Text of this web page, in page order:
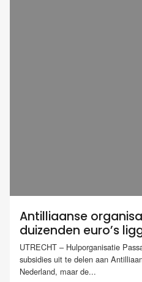
Antilliaanse
duizenden euro’s
UTRECHT – Hulporganisatie
subsidies uit te delen aan
Nederland, maar de...